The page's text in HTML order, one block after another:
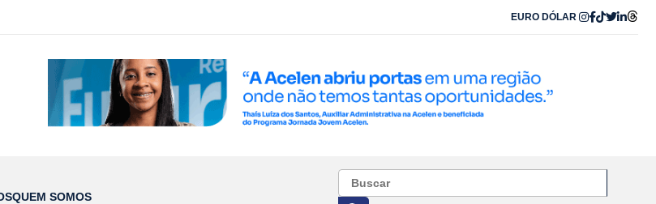
EURO DÓLAR
QUEM SOMOS